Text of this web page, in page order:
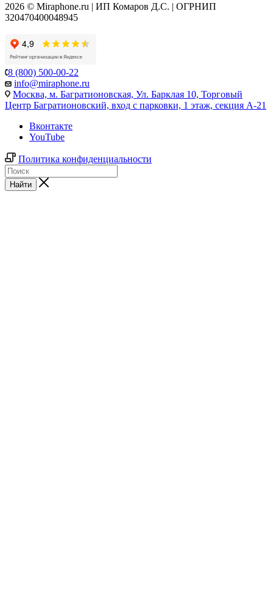
2026 © Miraphone.ru | ИП Комаров Д.С. | ОГРНИП
320470400048945
8 (800) 500-00-22
info@miraphone.ru
Москва, м. Багратионовская, Ул. Барклая 10, Торговый
Центр Багратионовский, вход с парковки, 1 этаж, секция А-21
Вконтакте
YouTube
Политика конфиденциальности
Найти